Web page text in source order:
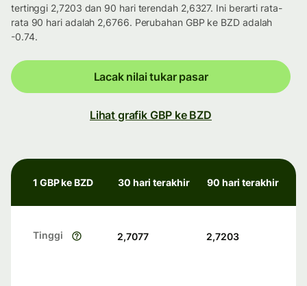
tertinggi 2,7203 dan 90 hari terendah 2,6327. Ini berarti rata-
rata 90 hari adalah 2,6766. Perubahan GBP ke BZD adalah
-0.74.
Lacak nilai tukar pasar
Lihat grafik GBP ke BZD
1 GBP ke BZD 30 hari terakhir 90 hari terakhir
Tinggi 2,7077 2,7203